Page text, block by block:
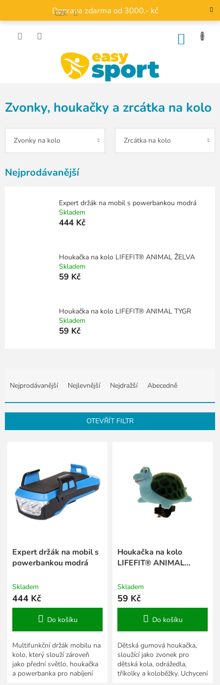
obsah
Doprava zdarma od 3000,- kč
CZK
Zvonky, houkačky a zrcátka na kolo
Zvonky na kolo Zrcátka na kolo
Nejprodávanější
Expert držák na mobil s powerbankou modrá
Skladem
444 Kč
Houkačka na kolo LIFEFIT® ANIMAL ŽELVA
Skladem
59 Kč
Houkačka na kolo LIFEFIT® ANIMAL TYGR
Skladem
59 Kč
e
n
í
Nejprodávanější Nejlevnější Nejdražší Abecedně
OTEVŘÍT FILTR
Expert držák na mobil s
powerbankou modrá
Skladem
444 Kč
Do košíku
Multifunkční držák mobilu na
kolo, který slouží zároveň
jako přední světlo, houkačka
a powerbanka pro nabíjení
Houkačka na kolo
LIFEFIT® ANIMAL
Skladem
59 Kč
Do košíku
Dětská gumová houkačka,
sloužící jako zvonek pro
dětská kola, odrážedla,
tříkolky a koloběžky. Uchycení